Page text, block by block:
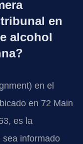
en
alcohol
en el
en 72 Main
es la
sea informado